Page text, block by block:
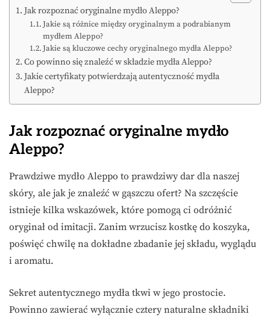
Jak rozpoznać oryginalne mydło Aleppo?
Jakie są różnice między oryginalnym a podrabianym
mydłem Aleppo?
Jakie są kluczowe cechy oryginalnego mydła Aleppo?
Co powinno się znaleźć w składzie mydła Aleppo?
Jakie certyfikaty potwierdzają autentyczność mydła
Aleppo?
Jak rozpoznać oryginalne mydło
Aleppo?
Prawdziwe mydło Aleppo to prawdziwy dar dla naszej
skóry, ale jak je znaleźć w gąszczu ofert? Na szczęście
istnieje kilka wskazówek, które pomogą ci odróżnić
oryginał od imitacji. Zanim wrzucisz kostkę do koszyka,
poświęć chwilę na dokładne zbadanie jej składu, wyglądu
i aromatu.
Sekret autentycznego mydła tkwi w jego prostocie.
Powinno zawierać wyłącznie cztery naturalne składniki